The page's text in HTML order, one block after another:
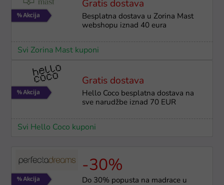
Gratis dostava
Besplatna dostava u Zorina Mast
webshopu iznad 40 eura
Svi Zorina Mast kuponi
Gratis dostava
Hello Coco besplatna dostava na
sve narudžbe iznad 70 EUR
Svi Hello Coco kuponi
-30%
Do 30% popusta na madrace u